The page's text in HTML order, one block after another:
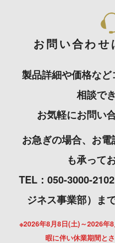
お問い合わせ
製品詳細や価格な
相談で
お気軽にお問い
お急ぎの場合、お
も承って
TEL：050-3000-
ジネス事業部）ま
※2026年8月8日(土)～2026年
暇に伴い休業期間と